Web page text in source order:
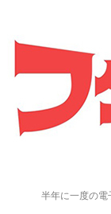
半年に一度の